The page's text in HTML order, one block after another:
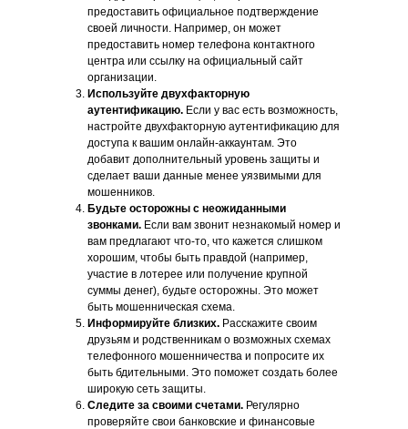
предоставить официальное подтверждение
своей личности. Например, он может
предоставить номер телефона контактного
центра или ссылку на официальный сайт
организации.
Используйте двухфакторную
аутентификацию. Если у вас есть возможность,
настройте двухфакторную аутентификацию для
доступа к вашим онлайн-аккаунтам. Это
добавит дополнительный уровень защиты и
сделает ваши данные менее уязвимыми для
мошенников.
Будьте осторожны с неожиданными
звонками. Если вам звонит незнакомый номер и
вам предлагают что-то, что кажется слишком
хорошим, чтобы быть правдой (например,
участие в лотерее или получение крупной
суммы денег), будьте осторожны. Это может
быть мошенническая схема.
Информируйте близких. Расскажите своим
друзьям и родственникам о возможных схемах
телефонного мошенничества и попросите их
быть бдительными. Это поможет создать более
широкую сеть защиты.
Следите за своими счетами. Регулярно
проверяйте свои банковские и финансовые